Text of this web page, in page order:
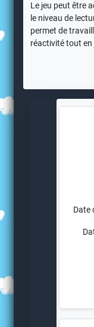
Le jeu peut être
le niveau de
permet de
réactivité tout
Date